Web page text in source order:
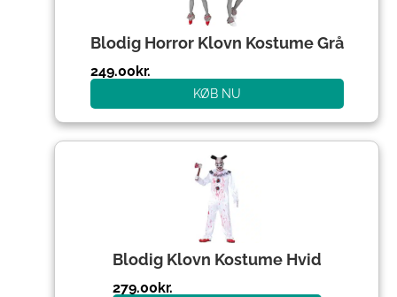
Blodig Horror Klovn Kostume Grå
249.00kr.
KØB NU
Blodig Klovn Kostume Hvid
279.00kr.